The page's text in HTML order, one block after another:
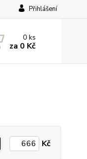
Přihlášení
0ks
za 0 Kč
Kč